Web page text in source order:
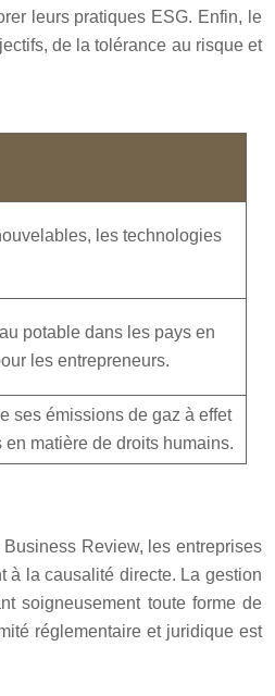
leurs pratiques ESG. Enfin, le
de la tolérance au risque et
les technologies
potable dans les pays en
les entrepreneurs.
ses émissions de gaz à effet
matière de droits humains.
Review, les entreprises
à la causalité directe. La gestion
soigneusement toute forme de
réglementaire et juridique est